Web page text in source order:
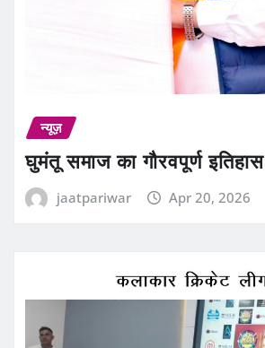
न्यूज़
घुमंतू समाज का गौरवपूर्ण इतिहास
jaatpariwar Apr 20, 2026